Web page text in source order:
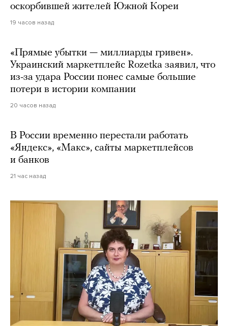
оскорбившей жителей Южной Кореи
19 часов назад
«Прямые убытки — миллиарды гривен».
Украинский маркетплейс Rozetka заявил, что
из-за удара России понес самые большие
потери в истории компании
20 часов назад
В России временно перестали работать
«Яндекс», «Макс», сайты маркетплейсов
и банков
21 час назад